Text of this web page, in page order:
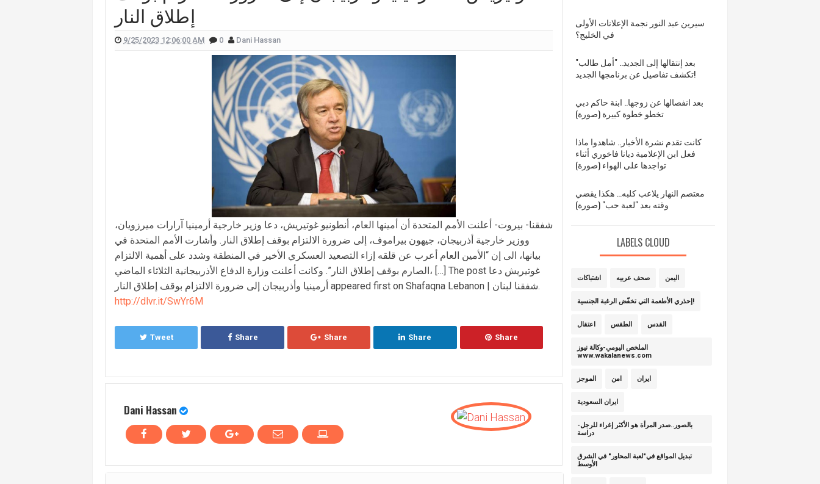
كيف علّقت هيفا وهبي على تفجير "البيجر"؟
شقراء جميلة تشبه الأوروبيات.. صورة لابنة الممثل يورغو شلهوب تنتشر تعرفوا إليها
قرار مُفاجئ.. إعلامية شهيرة تُعلن إنهاء تعاقدها مع القناة التي تعمل فيها هذا ما قالته (صورة)
عُثر على جثتها ملقاة أسفل جسر.. وفاة إحدى متسابقات "أميركا غوت تالنت" فمن هي؟ (صورة)
بأجواء مليئة بالحب والرومانسية... ممثلان يدخلان القفص الذهبي في روما (صور)
بالقبلات... لحظات رومانسيّة بين ريم السعيدي وزوجها وسام بريدي: أحبك (فيديو)
بالفيديو هل يُفكّر هذا الفنان اللبنانيّ بالهجرة إلى كندا؟.. إليكم ما كشفه
إطلاق النار
9/25/2023 12:06:00 AM 0 Dani Hassan
شفقنا- بيروت- أعلنت الأمم المتحدة أن أمينها العام، أنطونيو غوتيريش، دعا وزير خارجية أرمينيا آرارات ميرزويان،
ووزير خارجية أذربيجان، جيهون بيراموف، إلى ضرورة الالتزام بوقف إطلاق النار. وأشارت الأمم المتحدة في
بيانها، الى إن “الأمين العام أعرب عن قلقه إزاء التصعيد العسكري الأخير في المنطقة وشدد على أهمية الالتزام
الصارم بوقف إطلاق النار”. وكانت أعلنت وزارة الدفاع الأذربيجانية الثلاثاء الماضي، […] The post غوتيريش دعا
أرمينيا وأذربيجان إلى ضرورة الالتزام بوقف إطلاق النار appeared first on Shafaqna Lebanon | شفقنا لبنان.
http://dlvr.it/SwYr6M
Tweet Share Share Share Share
Dani Hassan
سيرين عبد النور نجمة الإعلانات الأولى
في الخليج؟
بعد إنتقالها إلى الجديد.. "أمل طالب"
تكشف تفاصيل عن برنامجها الجديد!
بعد انفصالها عن زوجها.. ابنة حاكم دبي
تخطو خطوة كبيرة (صورة)
كانت تقدم نشرة الأخبار.. شاهدوا ماذا
فعل ابن الإعلامية ديانا فاخوري أثناء
تواجدها على الهواء (صورة)
معتصم النهار يلاعب كلبه... هكذا يقضي
وقته بعد "لعبة حب" (صورة)
LABELS CLOUD
اشتباكات صحف عربيه اليمن
إحذري الأطعمة التي تخفّض الرغبة الجنسية!
اعتقال الطقس القدس
الملخص اليومي-وكالة نيوز
www.wakalanews.com
الموجز امن ايران
ايران السعودية
بالصور..صدر المرأة هو الأكثر إغراء للرجل-
دراسة
تبديل المواقع في"لعبة المحاور" في الشرق
الأوسط